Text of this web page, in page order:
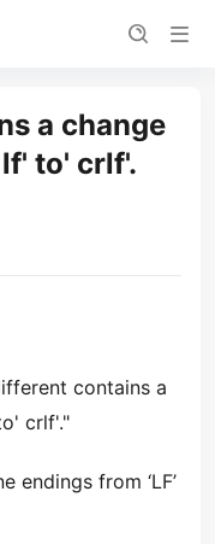
a change
to' crlf'.
contains a
crlf'."
endings from ‘LF’